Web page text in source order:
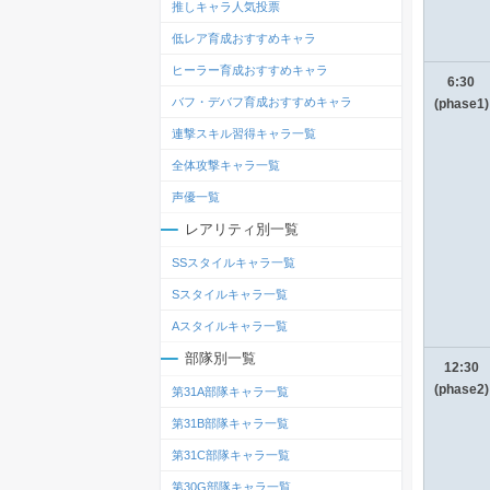
6:30
(phase1)
12:30
(phase2)
推しキャラ人気投票
低レア育成おすすめキャラ
ヒーラー育成おすすめキャラ
バフ・デバフ育成おすすめキャラ
連撃スキル習得キャラ一覧
全体攻撃キャラ一覧
声優一覧
レアリティ別一覧
SSスタイルキャラ一覧
Sスタイルキャラ一覧
Aスタイルキャラ一覧
部隊別一覧
第31A部隊キャラ一覧
第31B部隊キャラ一覧
第31C部隊キャラ一覧
第30G部隊キャラ一覧